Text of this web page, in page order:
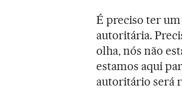
É preciso ter
autoritária.
olha, nós não
estamos aqui
autoritário será